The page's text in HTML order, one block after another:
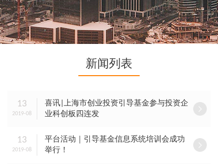
新闻列表
13
2019-08
喜讯|上海市创业投资引导基金参与投资企
业科创板四连发
13
2019-08
平台活动｜引导基金信息系统培训会成功
举行！